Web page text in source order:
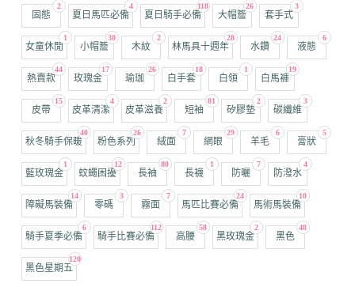
2
固態
4
夏日馬匹必備
118
夏日騎手必備
26
大帽簷
3
套手式
1
女童休閒
30
小帽簷
2
木紋
28
林馬具十週年
24
水鑽
6
液態
44
熱賣款
17
玫瑰金
26
瑜珈
18
白手套
1
白領
19
白馬褲
15
皮帶
4
皮革清潔
2
皮革滋養
81
短袖
2
矽膠墊
3
碳纖維
40
秋冬騎手保暖
26
粉色系列
7
絨面
29
網眼
6
羊毛
5
膏狀
1
藍玫瑰金
12
蚊蠅困擾
80
長袖
1
長襪
7
防曬
4
防潑水
14
障礙馬裝備
3
零碼
7
霧面
24
馬匹比賽必備
10
馬術馬裝備
6
騎手夏季必備
112
騎手比賽必備
58
高腰
2
黑玫瑰金
48
黑色
120
黑色星期五